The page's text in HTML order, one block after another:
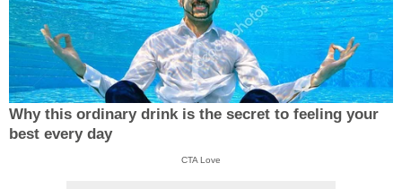
Why this ordinary drink is the secret to feeling your
best every day
CTA Love